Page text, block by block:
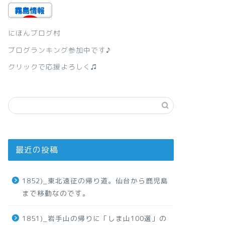
にほんブログ村
ブログランキング参加中です♪
クリックで応援よろしく♫
最近の投稿
1852)_東北遠征の帰り道。仙台から鹿児島
まで移動なのです。
1851)_岩手山の帰りに「しま山100選」の